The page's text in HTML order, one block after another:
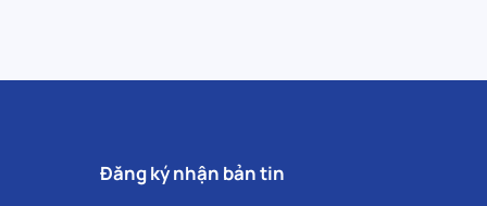
Đăng ký nhận bản tin